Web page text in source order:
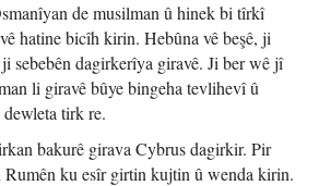
de musilman û hinek bi tîrkî
hatine bicîh kirin. Hebûna vê beşê, ji
sebebên dagirkerîya giravê. Ji ber wê jî
li giravê bûye bingeha tevlihevî û
tirk re.
bakurê girava Cybrus dagirkir. Pir
ku esîr girtin kujtin û wenda kirin.